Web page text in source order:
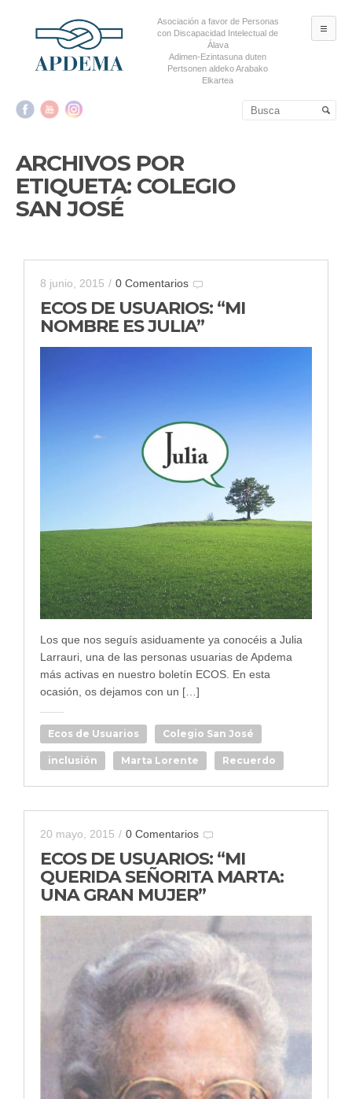
Asociación a favor de Personas
con Discapacidad Intelectual de
Álava
Adimen-Ezintasuna duten
Pertsonen aldeko Arabako
Elkartea
secundario
ARCHIVOS POR
ETIQUETA: COLEGIO
SAN JOSÉ
8 junio, 2015 / 0 Comentarios
ECOS DE USUARIOS: “MI
NOMBRE ES JULIA”
Los que nos seguís asiduamente ya conocéis a Julia
Larrauri, una de las personas usuarias de Apdema
más activas en nuestro boletín ECOS. En esta
ocasión, os dejamos con un […]
Ecos de Usuarios Colegio San José
inclusión Marta Lorente Recuerdo
20 mayo, 2015 / 0 Comentarios
ECOS DE USUARIOS: “MI
QUERIDA SEÑORITA MARTA:
UNA GRAN MUJER”